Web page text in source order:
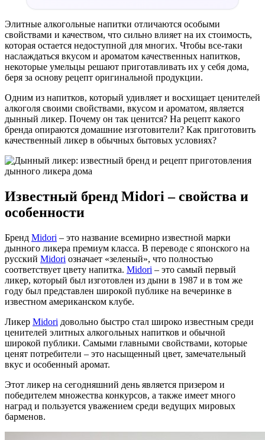
Элитные алкогольные напитки отличаются особыми
свойствами и качеством, что сильно влияет на их стоимость,
которая остается недоступной для многих. Чтобы все-таки
наслаждаться вкусом и ароматом качественных напитков,
некоторые умельцы решают приготавливать их у себя дома,
беря за основу рецепт оригинальной продукции.
Одним из напитков, который удивляет и восхищает ценителей
алкоголя своими свойствами, вкусом и ароматом, является
дынный ликер. Почему он так ценится? На рецепт какого
бренда опираются домашние изготовители? Как приготовить
качественный ликер в обычных бытовых условиях?
Известный бренд Midori – свойства и
особенности
Бренд Midori – это название всемирно известной марки
дынного ликера премиум класса. В переводе с японского на
русский Midori означает «зеленый», что полностью
соответствует цвету напитка. Midori – это самый первый
ликер, который был изготовлен из дыни в 1987 и в том же
году был представлен широкой публике на вечеринке в
известном американском клубе.
Ликер Midori довольно быстро стал широко известным среди
ценителей элитных алкогольных напитков и обычной
широкой публики. Самыми главными свойствами, которые
ценят потребители – это насыщенный цвет, замечательный
вкус и особенный аромат.
Этот ликер на сегодняшний день является призером и
победителем множества конкурсов, а также имеет много
наград и пользуется уважением среди ведущих мировых
барменов.